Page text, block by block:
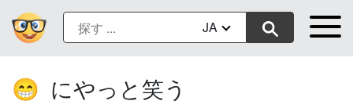
JA
😁 にやっと笑う